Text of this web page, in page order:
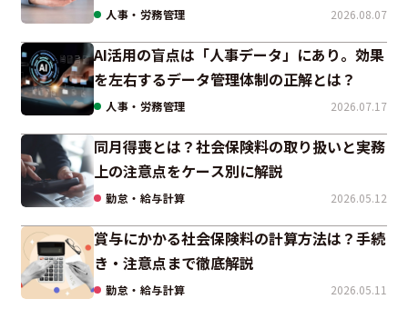
人事・労務管理 2026.08.07
AI活用の盲点は「人事データ」にあり。効果
を左右するデータ管理体制の正解とは？
人事・労務管理 2026.07.17
同月得喪とは？社会保険料の取り扱いと実務
上の注意点をケース別に解説
勤怠・給与計算 2026.05.12
賞与にかかる社会保険料の計算方法は？手続
き・注意点まで徹底解説
勤怠・給与計算 2026.05.11